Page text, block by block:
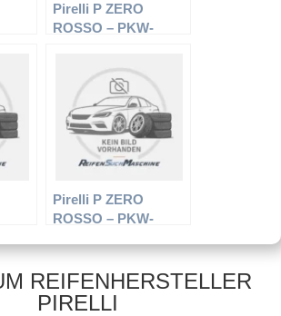
Pirelli P ZERO
ROSSO – PKW-
Pirelli P ZERO
ROSSO – PKW-
100Y – Sommerreifen
REIFENHERSTELLER
PIRELLI